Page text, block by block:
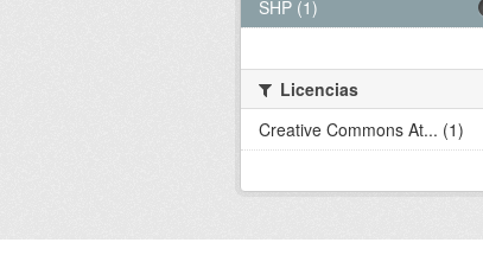
SHP (1)
Licencias
Creative Commons At... (1)